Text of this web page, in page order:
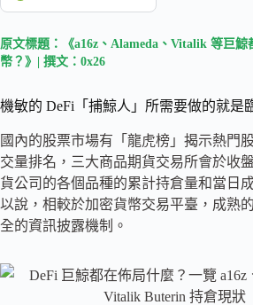
原文標題：《a16z、Alameda、Vitalik 等巨鯨
幣？》| 撰文：0x26
機敏的 DeFi「捕鯨人」所需要做的就是
國內的股票市場有「龍虎榜」揭示熱門
交量排名，三大商品期貨交易所會於收
貨公司的各個品種的累計持倉量和當日
以說，相較於加密貨幣交易平臺，成熟
全的資訊披露機制。